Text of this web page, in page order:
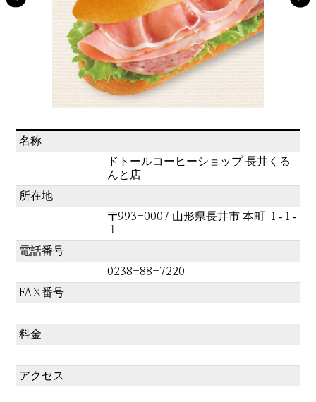
名称
ドトールコーヒーショップ 長井くる
んと店
所在地
〒993-0007 山形県長井市 本町 １‐１‐
１
電話番号
0238-88-7220
FAX番号
料金
アクセス